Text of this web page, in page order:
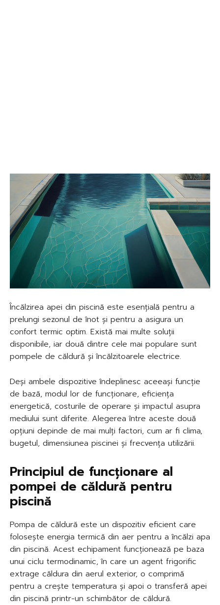
Încălzirea apei din piscină este esențială pentru a
prelungi sezonul de înot și pentru a asigura un
confort termic optim. Există mai multe soluții
disponibile, iar două dintre cele mai populare sunt
pompele de căldură și încălzitoarele electrice.
Deși ambele dispozitive îndeplinesc aceeași funcție
de bază, modul lor de funcționare, eficiența
energetică, costurile de operare și impactul asupra
mediului sunt diferite. Alegerea între aceste două
opțiuni depinde de mai mulți factori, cum ar fi clima,
bugetul, dimensiunea piscinei și frecvența utilizării.
Principiul de funcționare al
pompei de căldură pentru
piscină
Pompa de căldură este un dispozitiv eficient care
folosește energia termică din aer pentru a încălzi apa
din piscină. Acest echipament funcționează pe baza
unui ciclu termodinamic, în care un agent frigorific
extrage căldura din aerul exterior, o comprimă
pentru a crește temperatura și apoi o transferă apei
din piscină printr-un schimbător de căldură.